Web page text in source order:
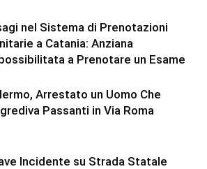
nel Sistema di Prenotazioni
a Catania: Anziana
a Prenotare un Esame
Arrestato un Uomo Che
Passanti in Via Roma
Incidente su Strada Statale